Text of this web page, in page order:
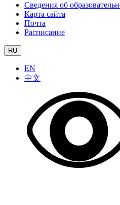
Сведения об
Карта сайта
Почта
Расписание
RU
EN
中文